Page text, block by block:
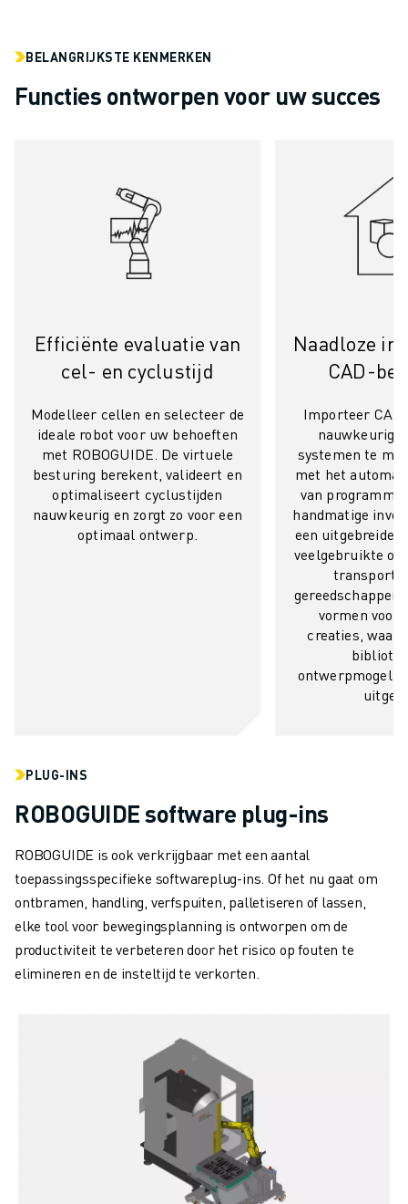
PUNTLASSEN
VISION INSPECTIE
DRAADVONKEN EDM
SERVICE & ONDERHOUD
TECHNISCHE ONDERSTEUNING REMOTE
E-STORE
DOWNLOAD CENTER » MYFANUC
FANUC ACADEMY
OPLOSSINGEN VOOR INDUSTRIEËN
OPLOSSINGEN VOOR HET ONDERWIJS
WORLDSKILLS & JONG TALENT
ONDERWIJS EVENEMENTEN
NIEUWS & MEDIA
SHAPE YOUR FUTURE WITH FANUC
CONTACT
COLOFON
BELANGRIJKSTE KENMERKEN
Functies ontworpen voor uw succes
Efficiënte evaluatie van
cel- en cyclustijd
Modelleer cellen en selecteer de
ideale robot voor uw behoeften
met ROBOGUIDE. De virtuele
besturing berekent, valideert en
optimaliseert cyclustijden
nauwkeurig en zorgt zo voor een
optimaal ontwerp.
Naadloze
CAD-
Importeer
nauwkeurige
systemen te
met het
van
handmatige
een uitgebreide
veelgebruikte
vormen voor
creaties,
PLUG-INS
ROBOGUIDE software plug-ins
ROBOGUIDE is ook verkrijgbaar met een aantal
toepassingsspecifieke softwareplug-ins. Of het nu gaat om
ontbramen, handling, verfspuiten, palletiseren of lassen,
elke tool voor bewegingsplanning is ontworpen om de
productiviteit te verbeteren door het risico op fouten te
elimineren en de insteltijd te verkorten.